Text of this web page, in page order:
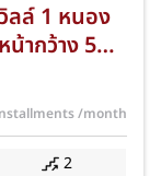
ลล์ 1 หนอง
ากว้าง 5
ถ NKA-64-
/month
2